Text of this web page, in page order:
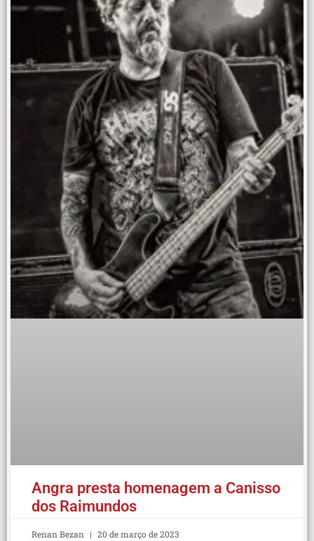
Angra presta homenagem a Canisso
dos Raimundos
Renan Bezan 20 de março de 2023